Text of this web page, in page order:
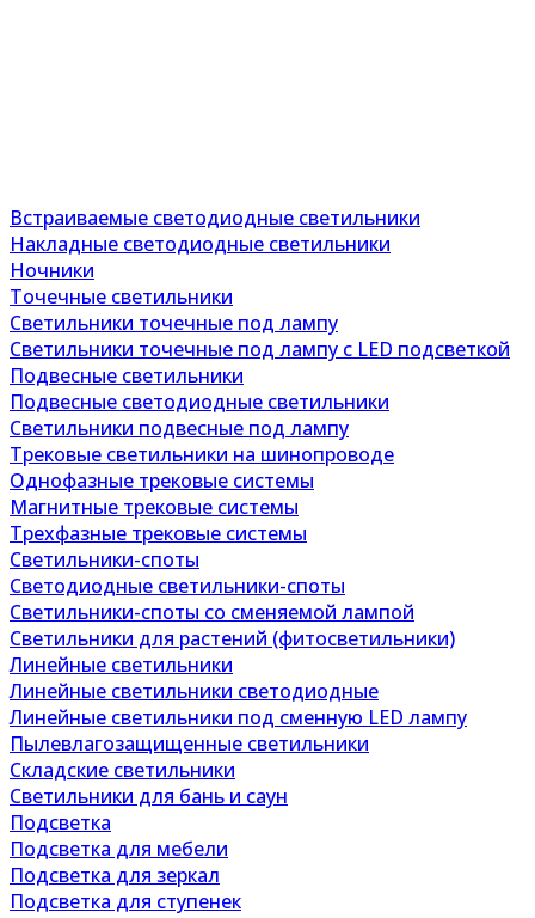
Встраиваемые светодиодные светильники
Накладные светодиодные светильники
Ночники
Точечные светильники
Светильники точечные под лампу
Светильники точечные под лампу с LED подсветкой
Подвесные светильники
Подвесные светодиодные светильники
Светильники подвесные под лампу
Трековые светильники на шинопроводе
Однофазные трековые системы
Магнитные трековые системы
Трехфазные трековые системы
Светильники-споты
Светодиодные светильники-споты
Светильники-споты со сменяемой лампой
Светильники для растений (фитосветильники)
Линейные светильники
Линейные светильники светодиодные
Линейные светильники под сменную LED лампу
Пылевлагозащищенные светильники
Складские светильники
Светильники для бань и саун
Подсветка
Подсветка для мебели
Подсветка для зеркал
Подсветка для ступенек